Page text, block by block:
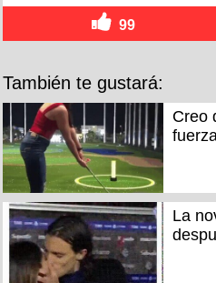
99
También te gustará:
Creo
La